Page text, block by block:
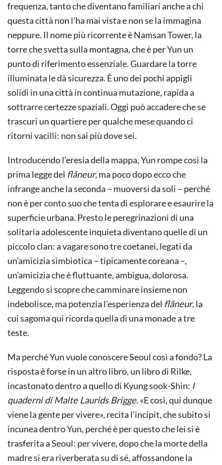
frequenza, tanto che diventano familiari anche a chi
questa città non l’ha mai vista e non se la immagina
neppure. Il nome più ricorrente è Namsan Tower, la
torre che svetta sulla montagna, che è per Yun un
punto di riferimento essenziale. Guardare la torre
illuminata le dà sicurezza. È uno dei pochi appigli
solidi in una città in continua mutazione, rapida a
sottrarre certezze spaziali. Oggi può accadere che se
trascuri un quartiere per qualche mese quando ci
ritorni vacilli: non sai più dove sei.
Introducendo l’eresia della mappa, Yun rompe così la
prima legge del flâneur, ma poco dopo ecco che
infrange anche la seconda – muoversi da soli – perché
non è per conto suo che tenta di esplorare e esaurire la
superficie urbana. Presto le peregrinazioni di una
solitaria adolescente inquieta diventano quelle di un
piccolo clan: a vagare sono tre coetanei, legati da
un’amicizia simbiotica – tipicamente coreana –,
un’amicizia che è fluttuante, ambigua, dolorosa.
Leggendo si scopre che camminare insieme non
indebolisce, ma potenzia l’esperienza del flâneur, la
cui sagoma qui ricorda quella di una monade a tre
teste.
Ma perché Yun vuole conoscere Seoul così a fondo? La
risposta è forse in un altro libro, un libro di Rilke,
incastonato dentro a quello di Kyung sook-Shin: I
quaderni di Malte Laurids Brigge. «E così, qui dunque
viene la gente per vivere», recita l’incipit, che subito si
incunea dentro Yun, perché è per questo che lei si è
trasferita a Seoul: per vivere, dopo che la morte della
madre si era riverberata su di sé, affossandone la